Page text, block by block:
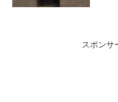
スポンサ